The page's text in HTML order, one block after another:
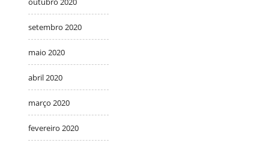
setembro 2020
maio 2020
abril 2020
março 2020
fevereiro 2020